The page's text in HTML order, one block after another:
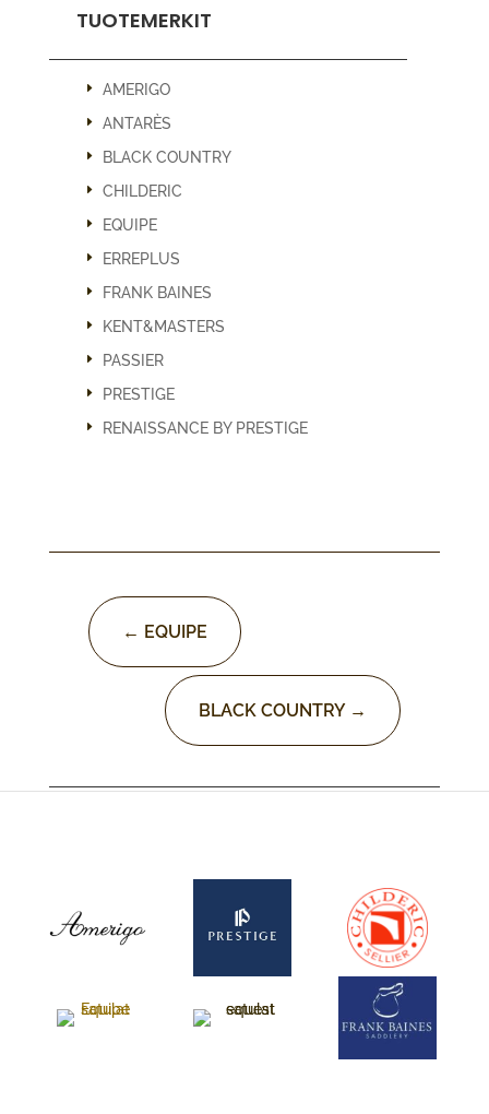
TUOTEMERKIT
AMERIGO
ANTARÈS
BLACK COUNTRY
CHILDERIC
EQUIPE
ERREPLUS
FRANK BAINES
KENT&MASTERS
PASSIER
PRESTIGE
RENAISSANCE BY PRESTIGE
← EQUIPE
BLACK COUNTRY→